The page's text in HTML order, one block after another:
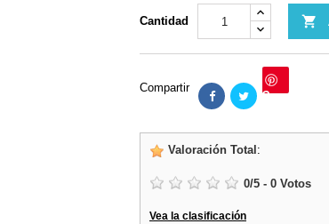
Cantidad 
Compartir Save
Valoración Total :
0/5 - 0 Votos
Vea la clasificación